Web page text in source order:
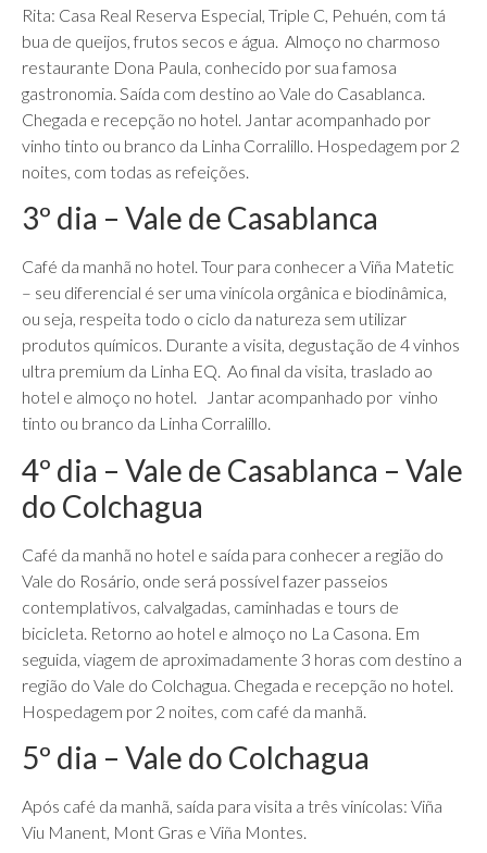
Rita: Casa Real Reserva Especial, Triple C, Pehuén, com tá
bua de queijos, frutos secos e água. Almoço no charmoso
restaurante Dona Paula, conhecido por sua famosa
gastronomia. Saída com destino ao Vale do Casablanca.
Chegada e recepção no hotel. Jantar acompanhado por
vinho tinto ou branco da Linha Corralillo. Hospedagem por 2
noites, com todas as refeições.
3º dia – Vale de Casablanca
Café da manhã no hotel. Tour para conhecer a Viña Matetic
– seu diferencial é ser uma vinícola orgânica e biodinâmica,
ou seja, respeita todo o ciclo da natureza sem utilizar
produtos químicos. Durante a visita, degustação de 4 vinhos
ultra premium da Linha EQ. Ao final da visita, traslado ao
hotel e almoço no hotel. Jantar acompanhado por vinho
tinto ou branco da Linha Corralillo.
4º dia – Vale de Casablanca – Vale
do Colchagua
Café da manhã no hotel e saída para conhecer a região do
Vale do Rosário, onde será possível fazer passeios
contemplativos, calvalgadas, caminhadas e tours de
bicicleta. Retorno ao hotel e almoço no La Casona. Em
seguida, viagem de aproximadamente 3 horas com destino a
região do Vale do Colchagua. Chegada e recepção no hotel.
Hospedagem por 2 noites, com café da manhã.
5º dia – Vale do Colchagua
Após café da manhã, saída para visita a três vinícolas: Viña
Viu Manent, Mont Gras e Viña Montes.